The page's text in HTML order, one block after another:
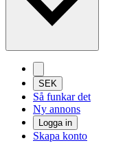
SEK
Så funkar det
Ny annons
Logga in
Skapa konto